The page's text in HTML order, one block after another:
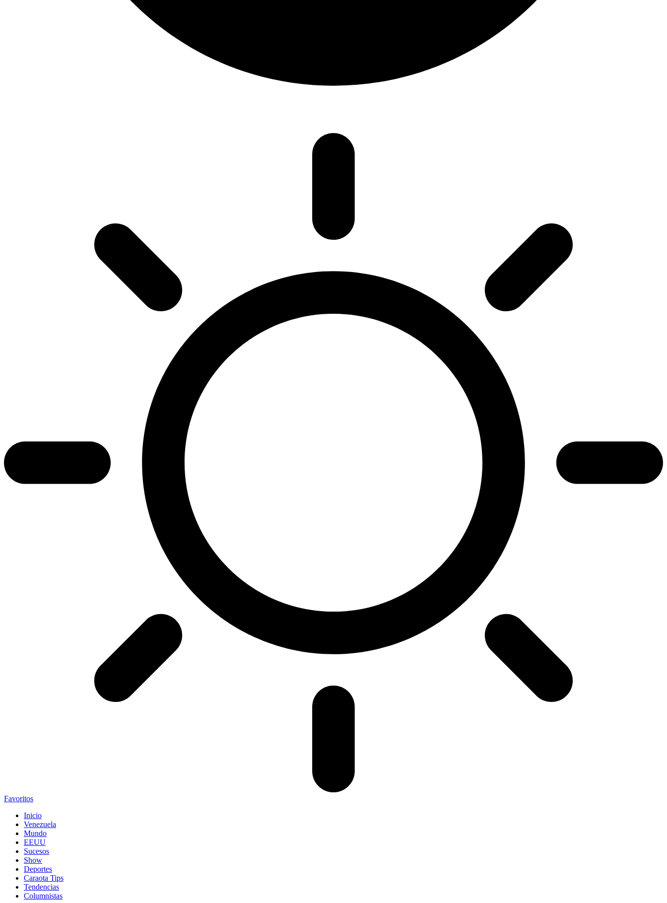
Favoritos
Inicio
Venezuela
Mundo
EEUU
Sucesos
Show
Deportes
Caraota Tips
Tendencias
Columnistas